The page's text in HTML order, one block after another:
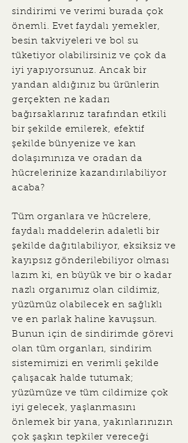
sindirimi ve verimi burada çok
önemli. Evet faydalı yemekler,
besin takviyeleri ve bol su
tüketiyor olabilirsiniz ve çok da
iyi yapıyorsunuz. Ancak bir
yandan aldığınız bu ürünlerin
gerçekten ne kadarı
bağırsaklarınız tarafından etkili
bir şekilde emilerek, efektif
şekilde bünyenize ve kan
dolaşımınıza ve oradan da
hücrelerinize kazandırılabiliyor
acaba?
Tüm organlara ve hücrelere,
faydalı maddelerin adaletli bir
şekilde dağıtılabiliyor, eksiksiz ve
kayıpsız gönderilebiliyor olması
lazım ki, en büyük ve bir o kadar
nazlı organımız olan cildimiz,
yüzümüz olabilecek en sağlıklı
ve en parlak haline kavuşsun.
Bunun için de sindirimde görevi
olan tüm organları, sindirim
sistemimizi en verimli şekilde
çalışacak halde tutumak;
yüzümüze ve tüm cildimize çok
iyi gelecek, yaşlanmasını
önlemek bir yana, yakınlarınızın
çok şaşkın tepkiler vereceği